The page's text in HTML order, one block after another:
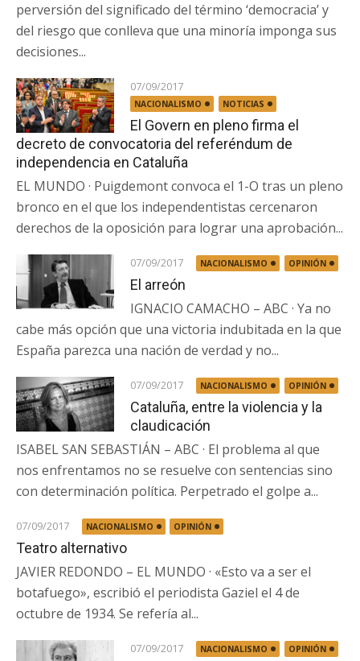
perversión del significado del término ‘democracia’ y
del riesgo que conlleva que una minoría imponga sus
decisiones...
07/09/2017
NACIONALISMO NOTICIAS
El Govern en pleno firma el
decreto de convocatoria del referéndum de
independencia en Cataluña
EL MUNDO · Puigdemont convoca el 1-O tras un pleno
bronco en el que los independentistas cercenaron
derechos de la oposición para lograr una aprobación...
07/09/2017 NACIONALISMO OPINIÓN
El arreón
IGNACIO CAMACHO – ABC · Ya no
cabe más opción que una victoria indubitada en la que
España parezca una nación de verdad y no...
07/09/2017 NACIONALISMO OPINIÓN
Cataluña, entre la violencia y la
claudicación
ISABEL SAN SEBASTIÁN – ABC · El problema al que
nos enfrentamos no se resuelve con sentencias sino
con determinación política. Perpetrado el golpe a...
07/09/2017 NACIONALISMO OPINIÓN
Teatro alternativo
JAVIER REDONDO – EL MUNDO · «Esto va a ser el
botafuego», escribió el periodista Gaziel el 4 de
octubre de 1934. Se refería al...
07/09/2017 NACIONALISMO OPINIÓN